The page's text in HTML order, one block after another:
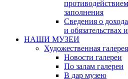
заполнения
Сведения о
и обязательствах
НАШИ МУЗЕИ
Художественная галерея
Новости галереи
По залам галереи
В дар музею